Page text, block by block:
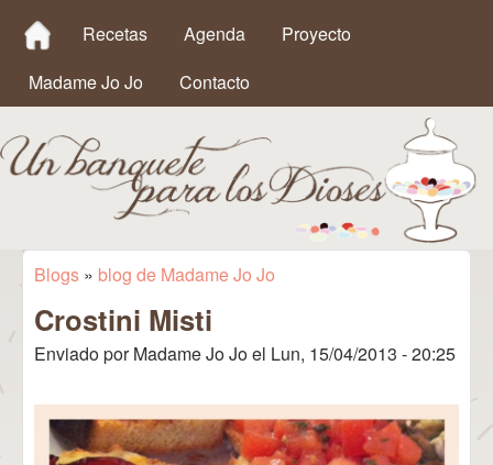
MAIN MENU
Recetas Agenda
Proyecto
Madame Jo Jo
Contacto
Un
Banquete
para los
Se encuentra usted aquí
Blogs » blog de Madame Jo Jo
Crostini Misti
Enviado porMadame Jo Joel Lun, 15/04/2013 - 20:25